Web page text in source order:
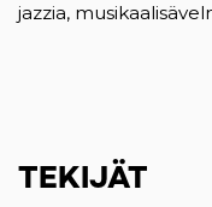
jazzia,
TEKIJÄT